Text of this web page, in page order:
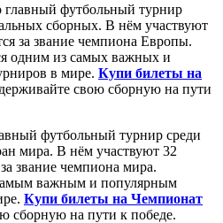
футбольный турнир
сборных. В нём участвуют
за звание чемпиона Европы.
одним из самых важных и
в мире. Купи билеты на
свою сборную на пути
футбольный турнир среди
мира. В нём участвуют 32
звание чемпиона мира.
важным и популярным
Купи билеты на Чемпионат
сборную на пути к победе.